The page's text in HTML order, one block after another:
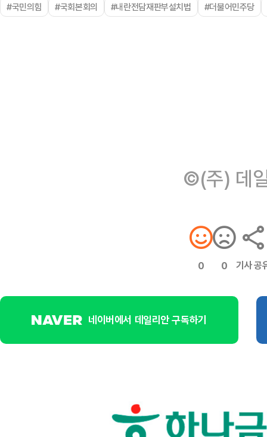
#국민의힘 #국회본회의 #내란전담재판부설치법 #더불어민주당
©(주) 데
0 0 기사 공
네이버에서 데일리안 구독하기